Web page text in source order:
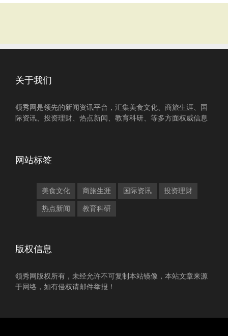
关于我们
领秀网是领先的新闻资讯平台，汇集美食文化、商旅生涯、国
际资讯、投资理财、热点新闻、教育科研、等多方面权威信息
网站标签
美食文化 商旅生涯 国际资讯 投资理财
热点新闻 教育科研
版权信息
领秀网版权所有，未经允许不可复制本站镜像，本站文章来源
于网络，如有侵权请邮件举报！